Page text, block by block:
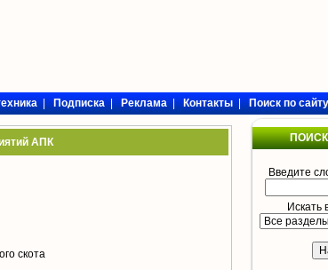
|Подписка|Реклама|Контакты|Поиск по сайту
АПК
скота
Введите
Искать